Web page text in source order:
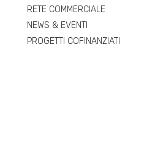
RETE COMMERCIALE
NEWS & EVENTI
PROGETTI COFINANZIATI